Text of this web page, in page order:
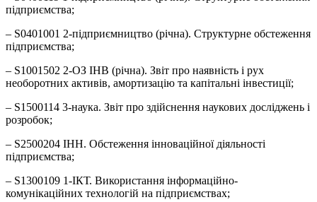
підприємства;
– S0401001 2-підприємництво (річна). Структурне обстеження
підприємства;
– S1001502 2-ОЗ ІНВ (річна). Звіт про наявність і рух
необоротних активів, амортизацію та капітальні інвестиції;
– S1500114 3-наука. Звіт про здійснення наукових досліджень і
розробок;
– S2500204 ІНН. Обстеження інноваційної діяльності
підприємства;
– S1300109 1-ІКТ. Використання інформаційно-
комунікаційних технологій на підприємствах;